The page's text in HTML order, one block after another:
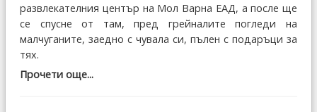
развлекателния център на Мол Варна ЕАД, а после ще
се спусне от там, пред грейналите погледи на
малчуганите, заедно с чувала си, пълен с подаръци за
тях.
Прочети още...